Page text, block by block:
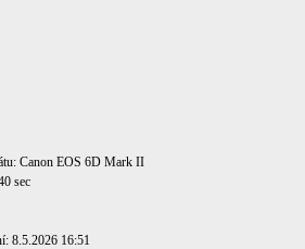
Canon EOS 6D Mark II
sec
8.5.2026 16:51